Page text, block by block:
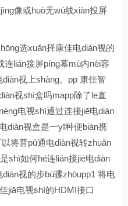
像或huò无wú线xiàn投屏
选xuǎn择康佳电diàn视的
lián接屏píng幕mù内nèi容
视上shàng。pp 康佳智
视shì盒吗mapp除了le直
电视shì通过连接jiē电diàn
diàn视盒是一yī种便biàn携
将普pǔ通电diàn视转zhuǎn
shì如何hé连lián接jiē电diàn
视的步bù骤zhòupp1 将电
jiā电视shì的HDMI接口